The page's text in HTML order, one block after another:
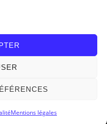
Mentions légales